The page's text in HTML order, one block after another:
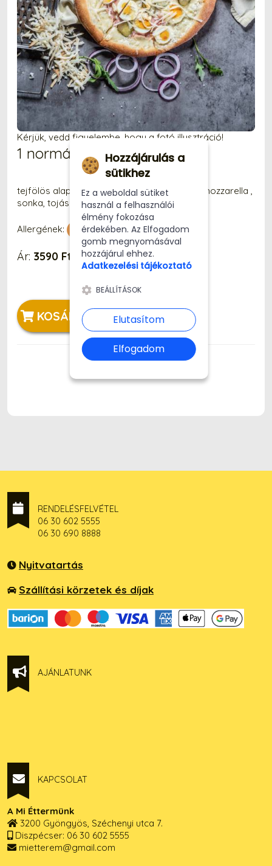
Kérjük, vedd figyelembe, hogy a fotó illusztráció!
1 normál Söri-kori Pizza
tejfölös alap, csemege uborka, füstölt sajt, mozzarella ,
sonka, tojás
Allergének:
Ár: 3590 Ft
KOSÁRBA
RENDELÉSFELVÉTEL
06 30 602 5555
06 30 690 8888
Nyitvatartás
Szállítási körzetek és díjak
AJÁNLATUNK
KAPCSOLAT
A Mi Éttermünk
3200 Gyöngyös, Széchenyi utca 7.
Diszpécser: 06 30 602 5555
mietterem@gmail.com
Hozzájárulás a
sütikhez
Ez a weboldal sütiket
használ a felhasználói
élmény fokozása
érdekében. Az Elfogadom
gomb megnyomásával
hozzájárul ehhez.
Adatkezelési tájékoztató
BEÁLLÍTÁSOK
Elutasítom
Elfogadom